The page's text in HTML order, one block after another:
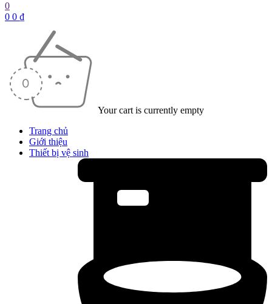
0
0 0 ₫
Your cart is currently empty
Trang chủ
Giới thiệu
Thiết bị vệ sinh